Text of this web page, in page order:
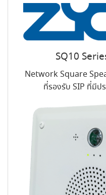
SQ10
Network Square
ที่รองรับ SIP ที่มีป